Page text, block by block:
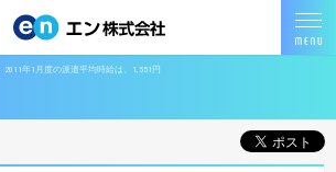
2011年1月度の派遣平均時給は、1,551円